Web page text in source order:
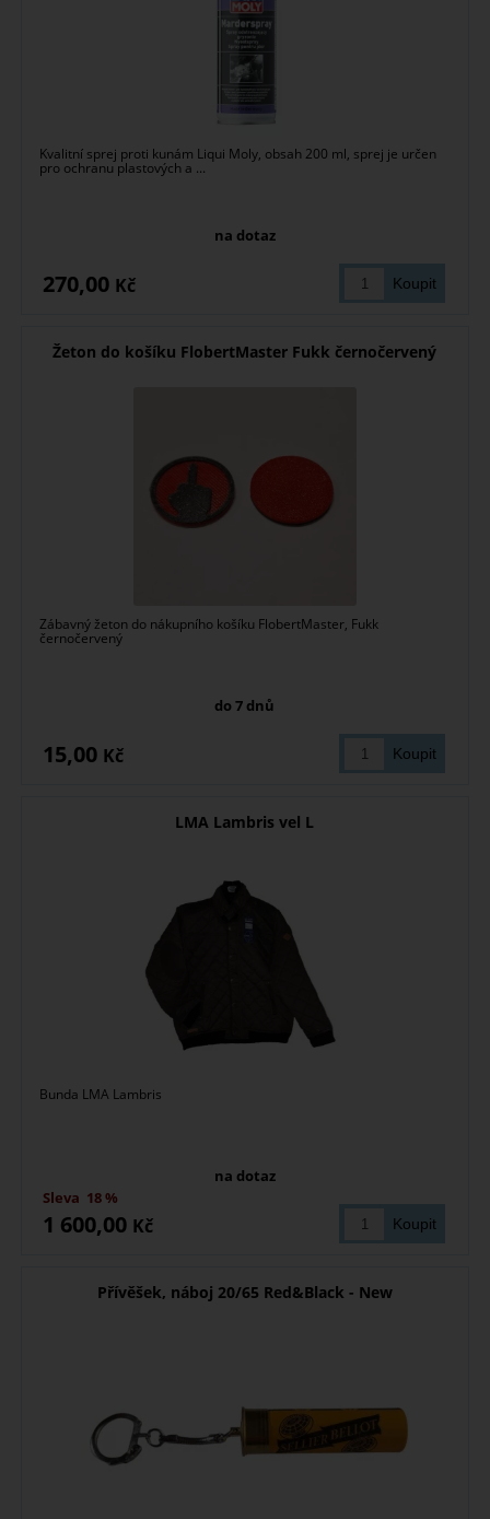
Kvalitní sprej proti kunám Liqui Moly, obsah 200 ml, sprej je určen
pro ochranu plastových a ...
na dotaz
270,00 Kč
Žeton do košíku FlobertMaster Fukk černočervený
Zábavný žeton do nákupního košíku FlobertMaster, Fukk
černočervený
do 7 dnů
15,00 Kč
LMA Lambris vel L
Bunda LMA Lambris
na dotaz
1 600,00 Kč
Sleva 18 %
Přívěšek, náboj 20/65 Red&Black - New